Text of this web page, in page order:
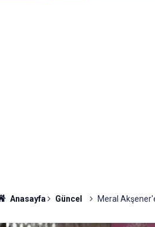
Anasayfa Güncel Meral